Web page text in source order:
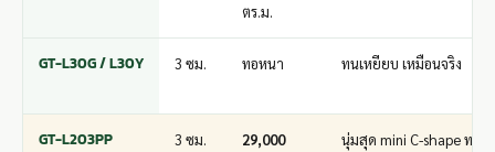
ตร.ม.
GT-L30G / L30Y 3 ซม. ทอหนา ทนเหยียบ เหมือนจริง
GT-L203PP 3 ซม.
29,000
นุ่มสุด mini C-shape ทอแ